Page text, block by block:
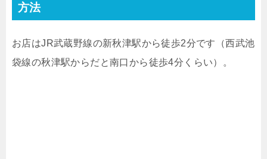
方法
お店はJR武蔵野線の新秋津駅から徒歩2分です（西武池
袋線の秋津駅からだと南口から徒歩4分くらい）。